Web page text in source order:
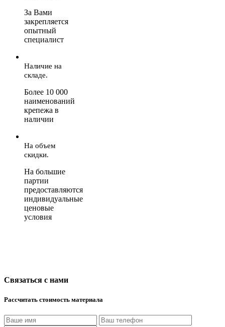
За Вами
закрепляется
опытный
специалист
Наличие на
складе.
Более 10 000
наименований
крепежа в
наличии
На объем
скидки.
На большие
партии
предоставляются
индивидуальные
ценовые
условия
Связаться с нами
Рассчитать стоимость материала